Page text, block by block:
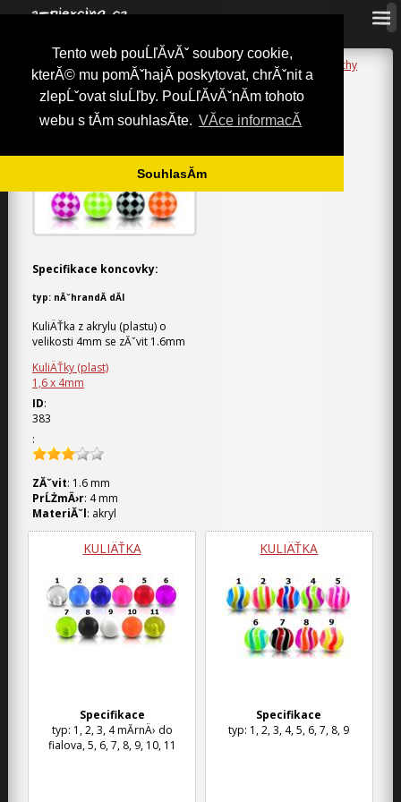
Tento web pouĹľĂ­vĂˇ soubory cookie,
kterĂ© mu pomĂˇhajĂ­ poskytovat, chrĂˇnit a
zlepĹˇovat sluĹľby. PouĹľĂ­vĂˇnĂ­m tohoto
webu s tĂ­m souhlasĂ­te. VĂ­ce informacĂ­
SouhlasĂ­m
a-piercing.cz NĂˇhradnĂ­ dĂ­ly KuliÄŤky (plast) »KuliÄŤka Ĺˇachy
KULIÄŤKA ĹˇACHY / 1.6 MM
Specifikace koncovky:
typ: nĂˇhrandĂ­ dĂ­l
KuliÄŤka z akrylu (plastu) o
velikosti 4mm se zĂˇvit 1.6mm
KuliÄŤky (plast)
1,6 x 4mm
ID:
383
:
ZĂˇvit: 1.6 mm
PrĹŻmÄ›r: 4mm
MateriĂˇl: akryl
KULIÄŤKA
Specifikace
typ: 1, 2, 3, 4 mĂ­rnÄ› do
fialova, 5, 6, 7, 8, 9, 10, 11
KULIÄŤKA
Specifikace
typ: 1, 2, 3, 4, 5, 6, 7, 8, 9